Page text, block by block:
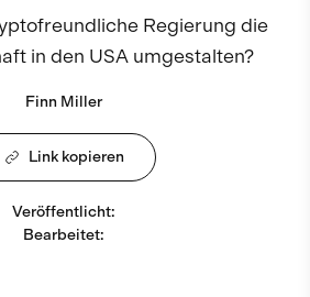
Regierung die
in den USA umgestalten?
Finn Miller
Link kopieren
Veröffentlicht:
Bearbeitet: